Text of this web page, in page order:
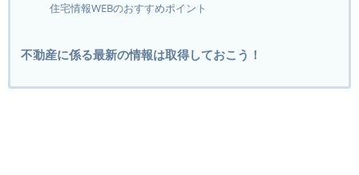
住宅情報WEBのおすすめポイント
不動産に係る最新の情報は取得しておこう！